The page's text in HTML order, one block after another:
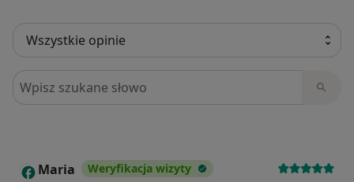
Szukaj w opiniach
M Maria Weryfikacja wizyty